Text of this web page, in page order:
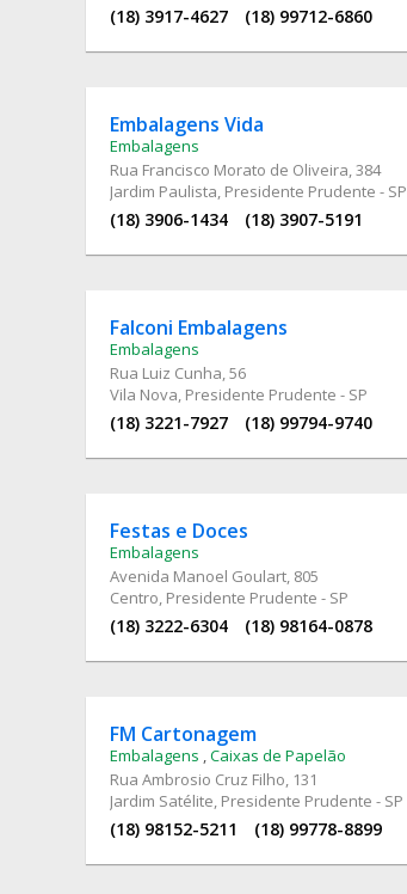
(18) 3917-4627 (18) 99712-6860
Embalagens Vida
Embalagens
Rua Francisco Morato de Oliveira, 384
Jardim Paulista, Presidente Prudente - SP
(18) 3906-1434 (18) 3907-5191
Falconi Embalagens
Embalagens
Rua Luiz Cunha, 56
Vila Nova, Presidente Prudente - SP
(18) 3221-7927 (18) 99794-9740
Festas e Doces
Embalagens
Avenida Manoel Goulart, 805
Centro, Presidente Prudente - SP
(18) 3222-6304 (18) 98164-0878
FM Cartonagem
Embalagens ,Caixas de Papelão
Rua Ambrosio Cruz Filho, 131
Jardim Satélite, Presidente Prudente - SP
(18) 98152-5211 (18) 99778-8899